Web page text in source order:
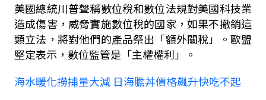
美國總統川普聲稱數位稅和數位法規對美國科技業
造成傷害，威脅實施數位稅的國家，如果不撤銷這
類立法，將對他們的產品祭出「額外關稅」。歐盟
堅定表示，數位監管是「主權權利」。
海水暖化撈捕量大減 日海膽丼價格飆升快吃不起